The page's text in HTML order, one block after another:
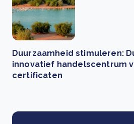
Duurzaamheid stimuleren:
innovatief handelscentrum
certificaten